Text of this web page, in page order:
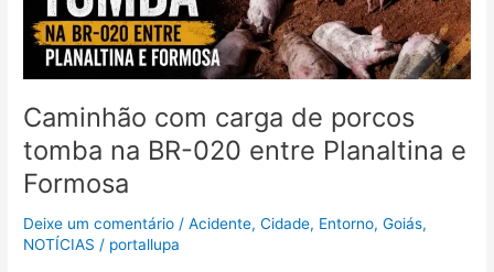
Caminhão com carga de porcos
tomba na BR-020 entre Planaltina e
Formosa
Deixe um comentário /Acidente,Cidade, Entorno,Goiás,
NOTÍCIAS / portallupa
entre
Planaltina
Formosa